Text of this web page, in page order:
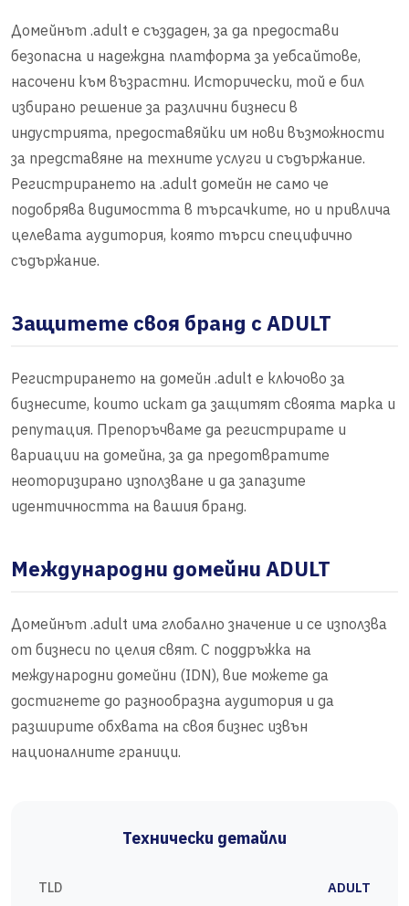
Домейнът .adult е създаден, за да предостави
безопасна и надеждна платформа за уебсайтове,
насочени към възрастни. Исторически, той е бил
избирано решение за различни бизнеси в
индустрията, предоставяйки им нови възможности
за представяне на техните услуги и съдържание.
Регистрирането на .adult домейн не само че
подобрява видимостта в търсачките, но и привлича
целевата аудитория, която търси специфично
съдържание.
Защитете своя бранд с ADULT
Регистрирането на домейн .adult е ключово за
бизнесите, които искат да защитят своята марка и
репутация. Препоръчваме да регистрирате и
вариации на домейна, за да предотвратите
неоторизирано използване и да запазите
идентичността на вашия бранд.
Международни домейни ADULT
Домейнът .adult има глобално значение и се използва
от бизнеси по целия свят. С поддръжка на
международни домейни (IDN), вие можете да
достигнете до разнообразна аудитория и да
разширите обхвата на своя бизнес извън
националните граници.
Технически детайли
TLD ADULT